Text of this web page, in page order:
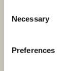
Selection
Necessary
Preferences